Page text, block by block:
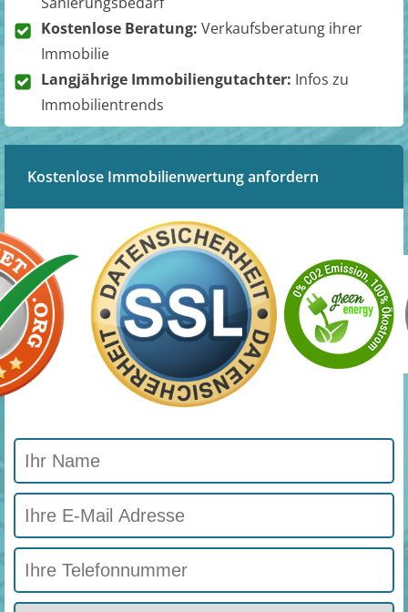
Kostenlose Beratung: Verkaufsberatung ihrer
Immobilie
Langjährige Immobiliengutachter: Infos zu
Immobilientrends
Kostenlose Immobilienwertung anfordern